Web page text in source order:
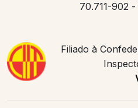
70.711-902 -
Filiado à